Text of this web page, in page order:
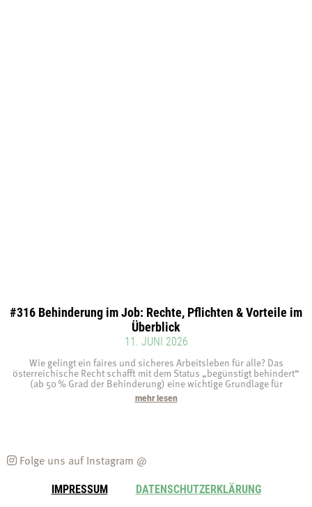
#316 Behinderung im Job: Rechte, Pflichten & Vorteile im
Überblick
11. JUNI 2026
Wie gelingt ein faires und sicheres Arbeitsleben für alle? Das
österreichische Recht schafft mit dem Status „begünstigt behindert“
(ab 50 % Grad der Behinderung) eine wichtige Grundlage für
mehr lesen
Folge uns auf Instagram @
IMPRESSUM DATENSCHUTZERKLÄRUNG